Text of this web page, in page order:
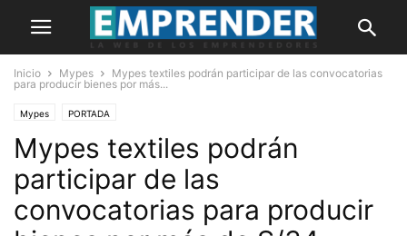
Inicio Mypes
Mypes textiles podrán participar de las convocatorias
para producir bienes por más...
Mypes PORTADA
Mypes textiles podrán
participar de las
convocatorias para producir